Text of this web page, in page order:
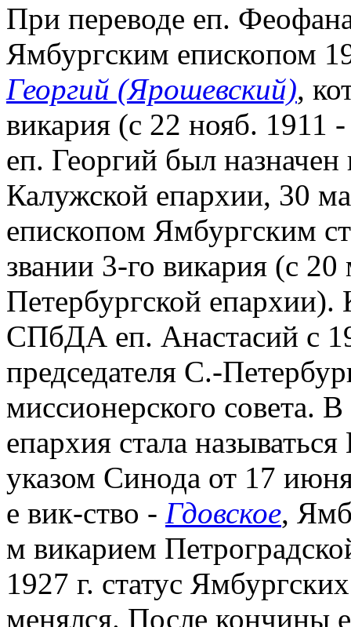
При переводе еп.
Ямбургским епископом
Георгий (Ярошевский),
викария (с 22 нояб. 1911
еп. Георгий был
Калужской епархии, 30
епископом Ямбургским
звании 3-го викария (с
Петербургской
СПбДА еп. Анастасий с
председателя С.-
миссионерского совета.
епархия стала
указом Синода от 17
е вик-ство - Гдовское,
м викарием
1927 г. статус
менялся. После кончины